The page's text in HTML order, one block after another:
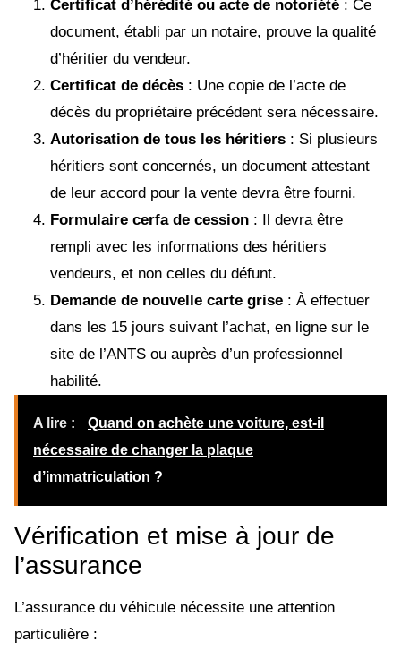
Certificat d’hérédité ou acte de notoriété : Ce
document, établi par un notaire, prouve la qualité
d’héritier du vendeur.
Certificat de décès : Une copie de l’acte de
décès du propriétaire précédent sera nécessaire.
Autorisation de tous les héritiers : Si plusieurs
héritiers sont concernés, un document attestant
de leur accord pour la vente devra être fourni.
Formulaire cerfa de cession : Il devra être
rempli avec les informations des héritiers
vendeurs, et non celles du défunt.
Demande de nouvelle carte grise : À effectuer
dans les 15 jours suivant l’achat, en ligne sur le
site de l’ANTS ou auprès d’un professionnel
habilité.
A lire :
Quand on achète une voiture, est-il
nécessaire de changer la plaque
d’immatriculation ?
Vérification et mise à jour de
l’assurance
L’assurance du véhicule nécessite une attention
particulière :